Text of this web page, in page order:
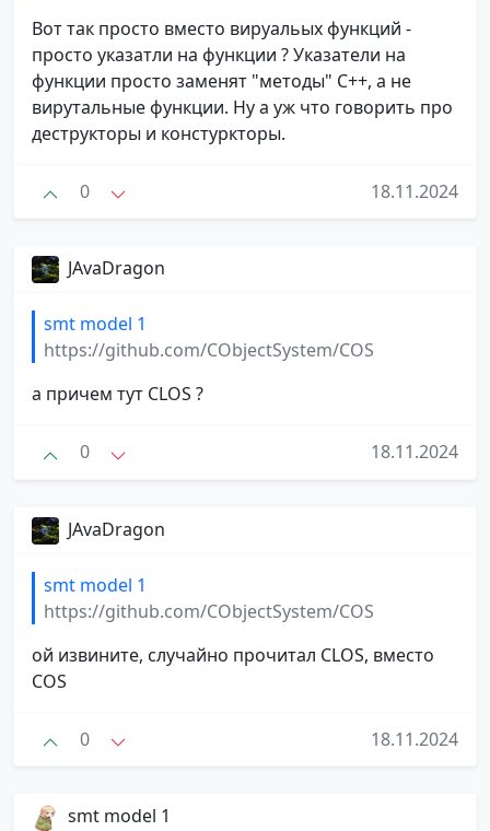
Вот так просто вместо вируальых функций -
просто указатли на функции ? Указатели на
функции просто заменят "методы" С++, а не
вирутальные функции. Ну а уж что говорить про
деструкторы и констуркторы.
0 18.11.2024
JAvaDragon
smt model 1
https://github.com/CObjectSystem/COS
а причем тут CLOS ?
0 18.11.2024
JAvaDragon
smt model 1
https://github.com/CObjectSystem/COS
ой извините, случайно прочитал CLOS, вместо
COS
0 18.11.2024
smt model 1